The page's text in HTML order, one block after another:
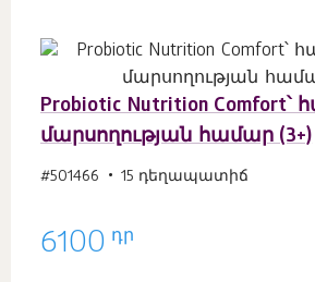
Probiotic Nutrition
մարսողության համար (3+)
#501466 15 դեղապատիճ
6100 դր